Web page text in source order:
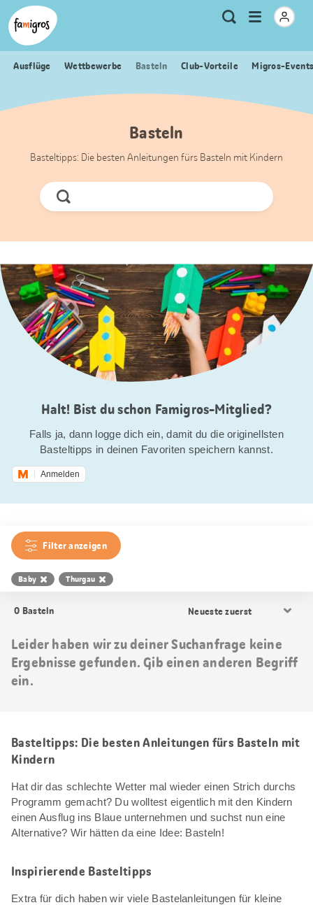
Sprungmarken
Navigation
Header
Logo
Meta
Navigation
Suche
Menu
öffnen
Ausflüge Wettbewerbe Basteln Club-Vorteile Migros-
Basteln
Basteltipps: Die besten Anleitungen fürs Basteln mit Kindern
Jetzt
Suchen
Halt! Bist du schon Famigros-Mitglied?
Falls ja, dann logge dich ein, damit du die originellsten
Basteltipps in deinen Favoriten speichern kannst.
Anmelden
Filter anzeigen
Baby Thurgau
0 Basteln
Sortierung
Leider haben wir zu deiner Suchanfrage keine
Ergebnisse gefunden. Gib einen anderen Begriff
ein.
Basteltipps: Die besten Anleitungen fürs Basteln mit
Kindern
Hat dir das schlechte Wetter mal wieder einen Strich durchs
Programm gemacht? Du wolltest eigentlich mit den Kindern
einen Ausflug ins Blaue unternehmen und suchst nun eine
Alternative? Wir hätten da eine Idee: Basteln!
Inspirierende Basteltipps
Extra für dich haben wir viele Bastelanleitungen für kleine